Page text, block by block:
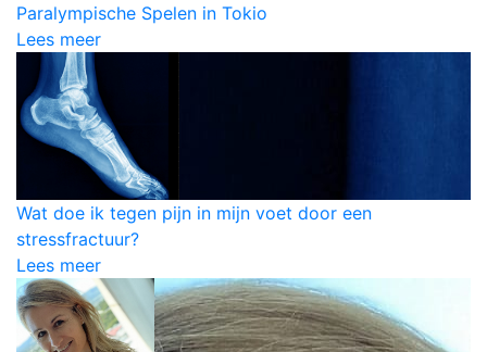
Paralympische Spelen in Tokio
Lees meer
Wat doe ik tegen pijn in mijn voet door een
stressfractuur?
Lees meer